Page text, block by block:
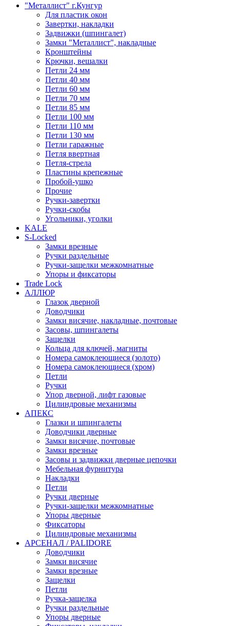
"Металлист" г.Кунгур
Для пластик окон
Завертки, накладки
Задвижки (шпингалет)
Замки "Металлист", накладные
Кронштейны
Крючки, вешалки
Петли 24 мм
Петли 40 мм
Петли 60 мм
Петли 70 мм
Петли 85 мм
Петли 100 мм
Петли 110 мм
Петли 130 мм
Петли гаражные
Петля ввертная
Петля-стрела
Пластины крепежные
Пробой-ушко
Прочие
Ручки-завертки
Ручки-скобы
Угольники, уголки
KALE
S-Locked
Замки врезные
Ручки раздельные
Ручки-защелки межкомнатные
Упоры и фиксаторы
Trade Lock
АЛЛЮР
Глазок дверной
Доводчики
Замки висячие, накладные, почтовые
Засовы, шпингалеты
Защелки
Кольца для ключей, магниты
Номера самоклеющиеся (золото)
Номера самоклеющиеся (хром)
Петли
Ручки
Упор дверной, лифт газовые
Цилиндровые механизмы
АПЕКС
Глазки и шпингалеты
Доводчики дверные
Замки висячие, почтовые
Замки врезные
Засовы и задвижки дверные цепочки
Мебельная фурнитура
Накладки
Петли
Ручки дверные
Ручки-защелки межкомнатные
Упоры дверные
Фиксаторы
Цилиндровые механизмы
АРСЕНАЛ / PALIDORE
Доводчики
Замки висячие
Замки врезные
Защелки
Петли
Ручка-защелка
Ручки раздельные
Упоры дверные